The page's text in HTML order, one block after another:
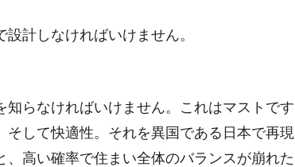
計しなければいけません。
らなければいけません。これはマストです
して快適性。それを異国である日本で再現
高い確率で住まい全体のバランスが崩れ